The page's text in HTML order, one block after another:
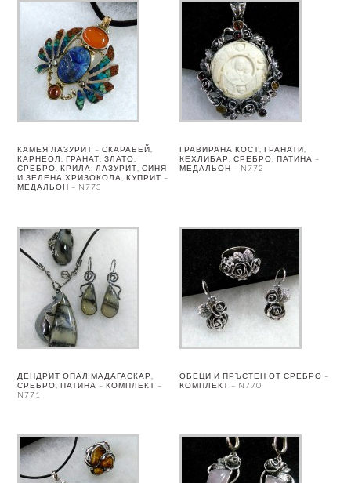
КАМЕЯ ЛАЗУРИТ – СКАРАБЕЙ,
КАРНЕОЛ, ГРАНАТ, ЗЛАТО,
СРЕБРО. КРИЛА: ЛАЗУРИТ, СИНЯ
И ЗЕЛЕНА ХРИЗОКОЛА, КУПРИТ –
МЕДАЛЬОН – N773
ГРАВИРАНА КОСТ, ГРАНАТИ,
КЕХЛИБАР, СРЕБРО, ПАТИНА –
МЕДАЛЬОН – N772
ДЕНДРИТ ОПАЛ МАДАГАСКАР,
СРЕБРО, ПАТИНА – КОМПЛЕКТ –
N771
ОБЕЦИ И ПРЪСТЕН ОТ СРЕБРО –
КОМПЛЕКТ – N770